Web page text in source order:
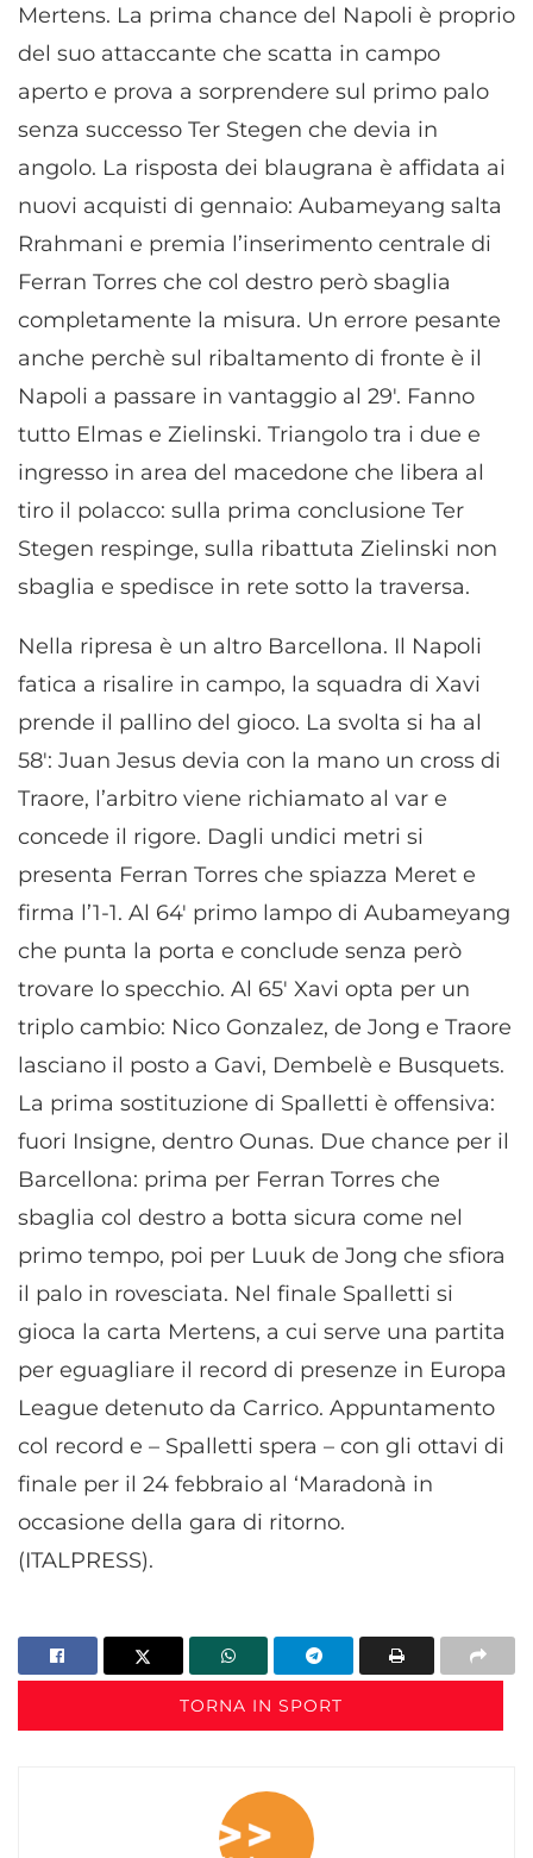
Mertens. La prima chance del Napoli è proprio
del suo attaccante che scatta in campo
aperto e prova a sorprendere sul primo palo
senza successo Ter Stegen che devia in
angolo. La risposta dei blaugrana è affidata ai
nuovi acquisti di gennaio: Aubameyang salta
Rrahmani e premia l’inserimento centrale di
Ferran Torres che col destro però sbaglia
completamente la misura. Un errore pesante
anche perchè sul ribaltamento di fronte è il
Napoli a passare in vantaggio al 29′. Fanno
tutto Elmas e Zielinski. Triangolo tra i due e
ingresso in area del macedone che libera al
tiro il polacco: sulla prima conclusione Ter
Stegen respinge, sulla ribattuta Zielinski non
sbaglia e spedisce in rete sotto la traversa.
Nella ripresa è un altro Barcellona. Il Napoli
fatica a risalire in campo, la squadra di Xavi
prende il pallino del gioco. La svolta si ha al
58′: Juan Jesus devia con la mano un cross di
Traore, l’arbitro viene richiamato al var e
concede il rigore. Dagli undici metri si
presenta Ferran Torres che spiazza Meret e
firma l’1-1. Al 64′ primo lampo di Aubameyang
che punta la porta e conclude senza però
trovare lo specchio. Al 65′ Xavi opta per un
triplo cambio: Nico Gonzalez, de Jong e Traore
lasciano il posto a Gavi, Dembelè e Busquets.
La prima sostituzione di Spalletti è offensiva:
fuori Insigne, dentro Ounas. Due chance per il
Barcellona: prima per Ferran Torres che
sbaglia col destro a botta sicura come nel
primo tempo, poi per Luuk de Jong che sfiora
il palo in rovesciata. Nel finale Spalletti si
gioca la carta Mertens, a cui serve una partita
per eguagliare il record di presenze in Europa
League detenuto da Carrico. Appuntamento
col record e – Spalletti spera – con gli ottavi di
finale per il 24 febbraio al ‘Maradonà in
occasione della gara di ritorno.
(ITALPRESS).
TORNA IN SPORT